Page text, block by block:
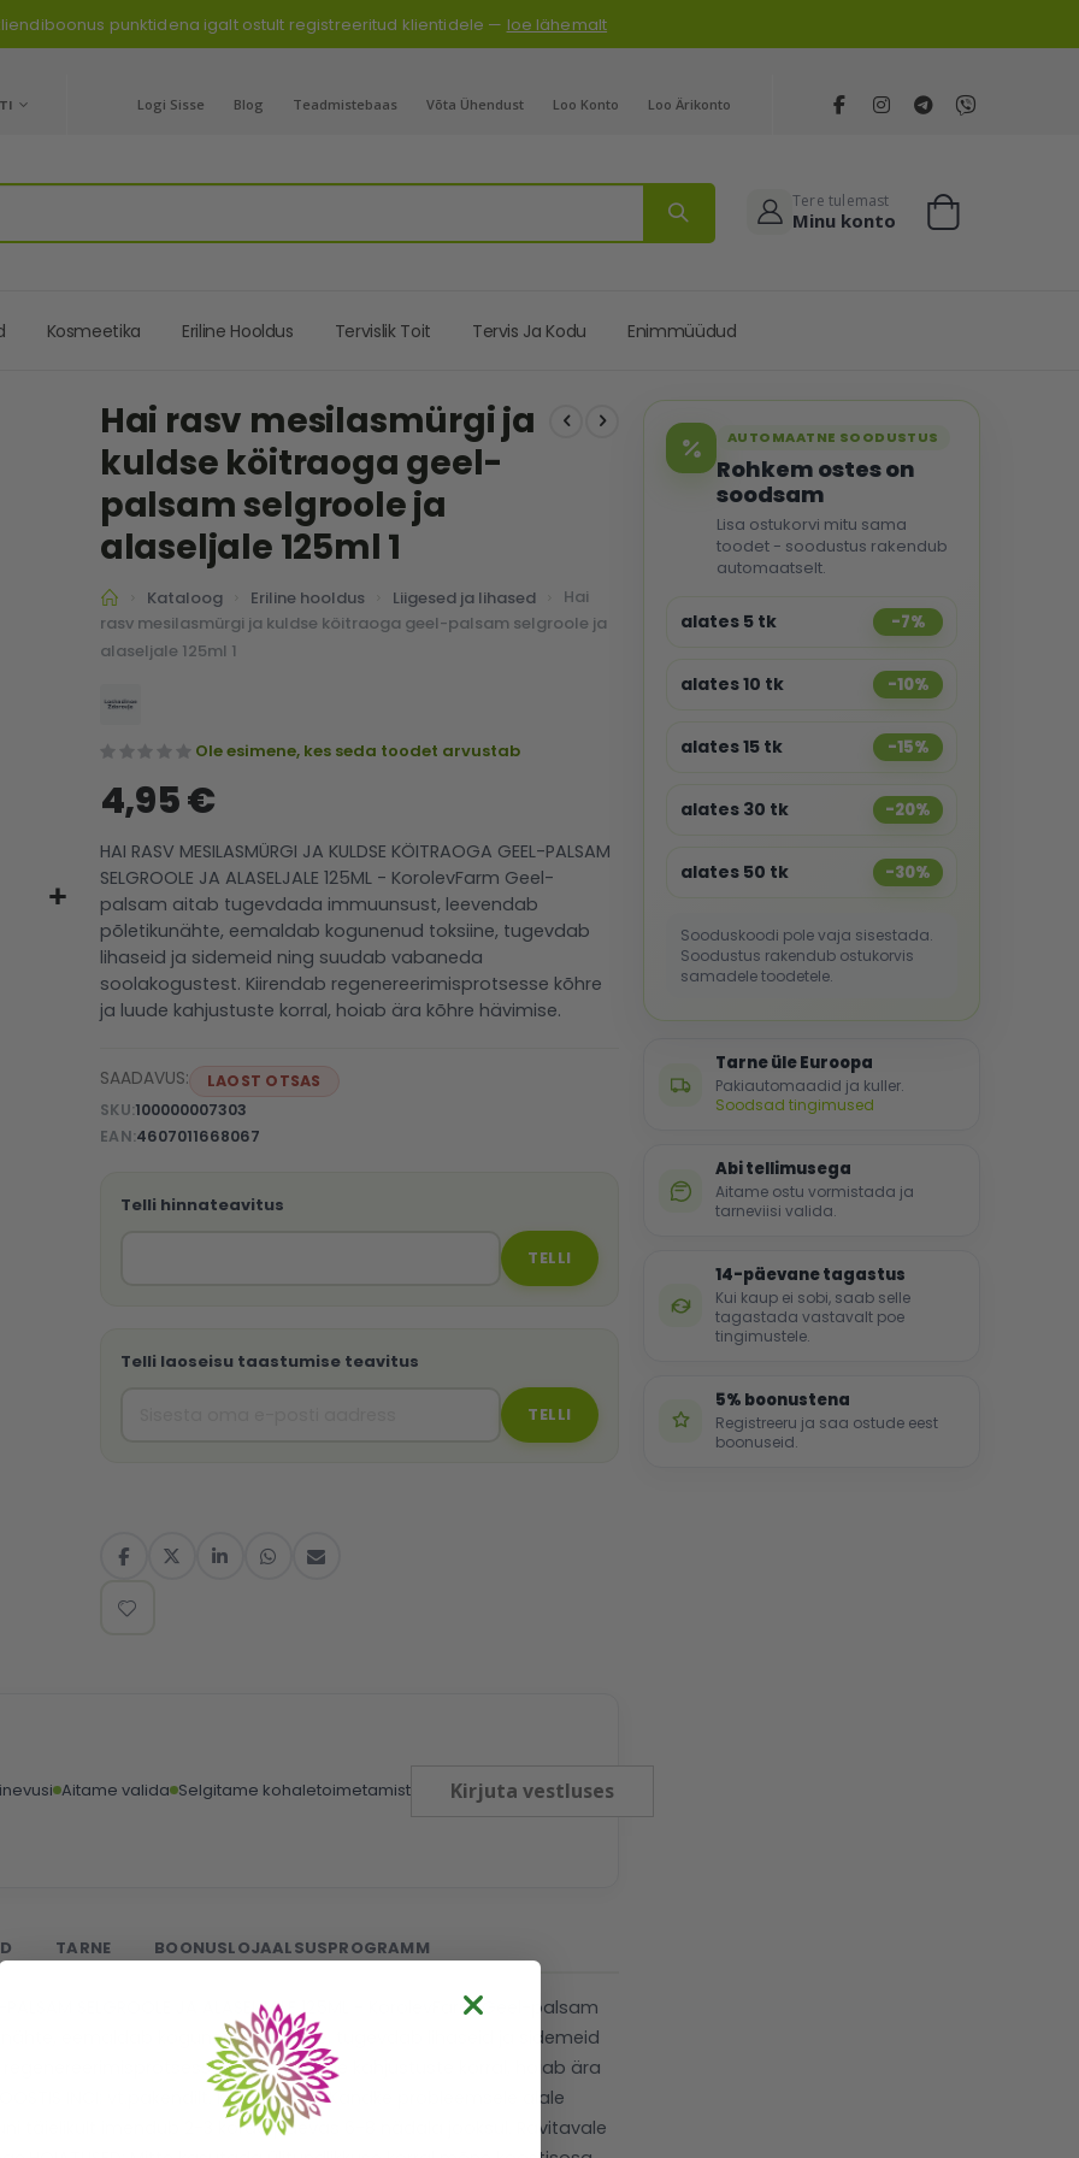
punktidena igalt ostult registreeritud klientidele — loe lähemalt
Loo Ärikonto
Logi Sisse Blog Teadmistebaas Võta Ühendust Loo Konto
Tere tulemast
Minu konto Cart
Kosmeetika Eriline Hooldus Tervislik Toit Tervis Ja Kodu Enimmüüdud
Hai rasv mesilasmürgi ja
kuldse köitraoga geel-
palsam selgroole ja
alaseljale 125ml 1
Kataloog Eriline hooldus Liigesed ja lihased
Hai
rasv mesilasmürgi ja kuldse köitraoga geel-palsam selgroole ja
alaseljale 125ml 1
Ole esimene, kes seda toodet arvustab
4,95 €
HAI RASV MESILASMÜRGI JA KULDSE KÖITRAOGA GEEL-PALSAM
SELGROOLE JA ALASELJALE 125ML - KorolevFarm Geel-
palsam aitab tugevdada immuunsust, leevendab
põletikunähte, eemaldab kogunenud toksiine, tugevdab
lihaseid ja sidemeid ning suudab vabaneda
soolakogustest. Kiirendab regenereerimisprotsesse kõhre
ja luude kahjustuste korral, hoiab ära kõhre hävimise.
SAADAVUS:
LAOST OTSAS
SKU 100000007303
EAN 4607011668067
Telli hinnateavitus
TELLI
Telli laoseisu taastumise teavitus
TELLI
Aitame valida Selgitame kohaletoimetamist Kirjuta vestluses
TARNE BOONUSLOJAALSUSPROGRAMM
PALSAM SELGROOLE JA ALASELJALE 125ML - KorolevFarm Geel-palsam
eemaldab kogunenud toksiine, tugevdab lihaseid ja sidemeid
kõhre ja luude kahjustuste korral, hoiab ära
INCI: vt.pakendilt. KASUTAMINE: Kandke probleemsele alale
täielikult imendub 2-3 korda päevas 6-8 nädala jooksul. Ravitavale
AUTOMAATNE SOODUSTUS
Rohkem ostes on
soodsam
Lisa ostukorvi mitu sama
toodet - soodustus rakendub
automaatselt.
alates 5 tk -7%
alates 10 tk -10%
alates 15 tk -15%
alates 30 tk -20%
alates 50 tk -30%
Sooduskoodi pole vaja sisestada.
Soodustus rakendub ostukorvis
samadele toodetele.
Tarne üle Euroopa
Pakiautomaadid ja kuller.
Soodsad tingimused
Abi tellimusega
Aitame ostu vormistada ja
tarneviisi valida.
14-päevane tagastus
Kui kaup ei sobi, saab selle
tagastada vastavalt poe
tingimustele.
5% boonustena
Registreeru ja saa ostude eest
boonuseid.